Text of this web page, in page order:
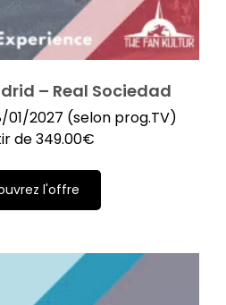
– Real Sociedad
01/2027 (selon prog.TV)
de349.00€
l'offre